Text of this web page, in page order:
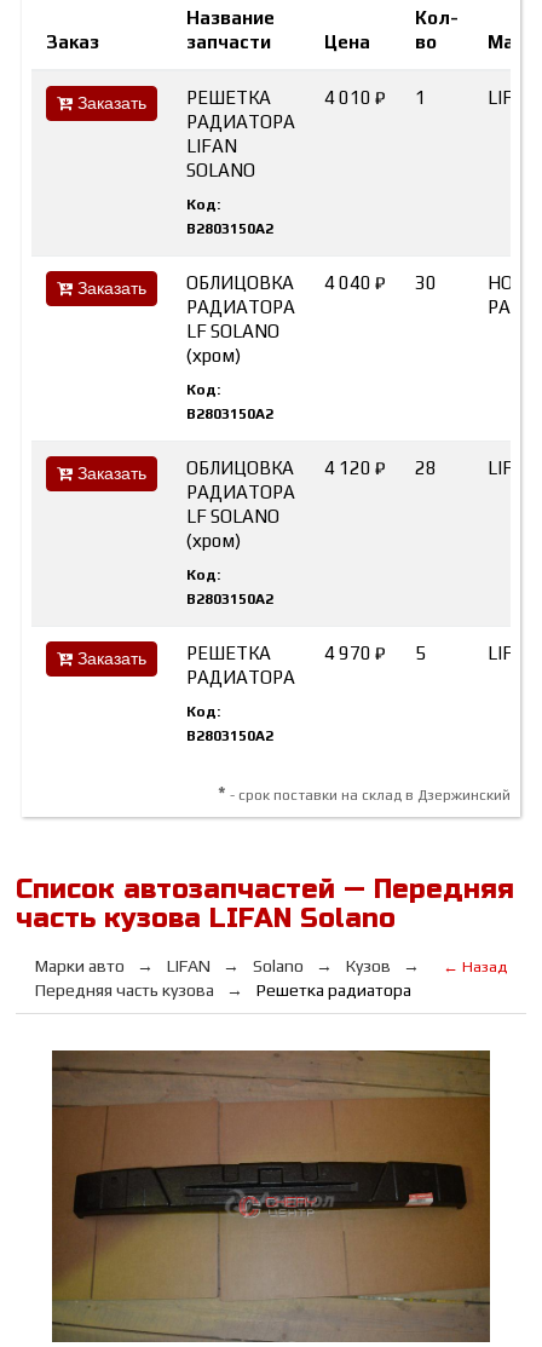
Заказ
Название
запчасти
Цена
Кол-
во
Заказать
РЕШЕТКА
РАДИАТОРА
LIFAN
SOLANO
Код:
B2803150A2
4 010 ₽ 1 LIFAN
Заказать
ОБЛИЦОВКА
РАДИАТОРА
LF SOLANO
(хром)
Код:
B2803150A2
4 040 ₽ 30
HOT-
Заказать
ОБЛИЦОВКА
РАДИАТОРА
LF SOLANO
(хром)
Код:
B2803150A2
4 120 ₽ 28 LIFAN
Заказать
РЕШЕТКА
РАДИАТОРА
Код:
B2803150A2
4 970 ₽ 5 LIFAN
* - срок поставки на склад в Дзержинский
Список автозапчастей — Передняя
часть кузова LIFAN Solano
Марки авто LIFAN Solano
Кузов
Передняя часть кузова
Решетка радиатора
← Назад